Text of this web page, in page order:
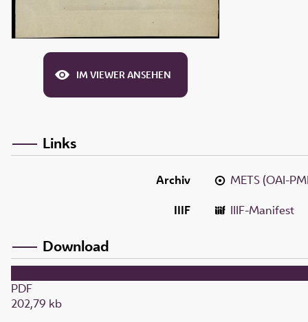
IM VIEWER ANSEHEN
Links
Archiv
METS (OAI-
IIIF
IIIF-Manifest
Download
PDF
202,79 kb